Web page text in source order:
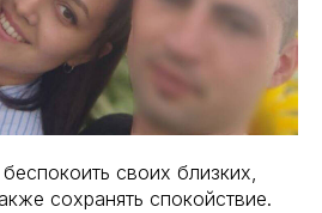
своих близких,
сохранять спокойствие.